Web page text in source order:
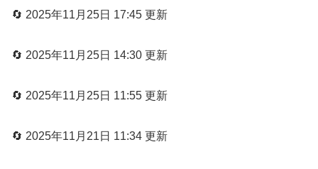
🔄 2025年11月25日 17:45 更新
🔄 2025年11月25日 14:30 更新
🔄 2025年11月25日 11:55 更新
🔄 2025年11月21日 11:34 更新